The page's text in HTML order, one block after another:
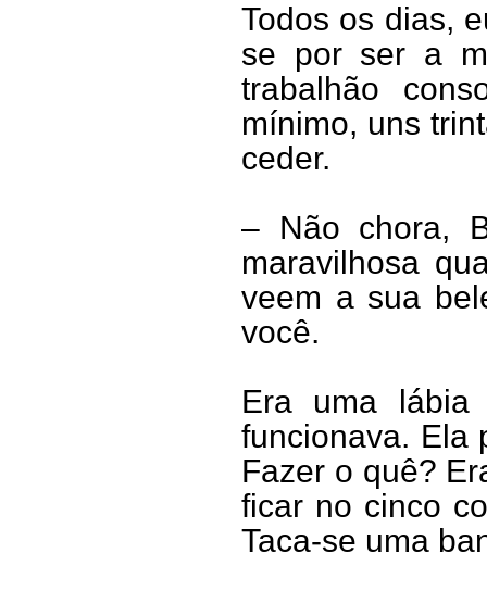
Todos os dias,
se por ser a
trabalhão
mínimo, uns
ceder.
– Não chora,
maravilhosa
veem a sua
você.
Era uma lábia
funcionava. Ela
Fazer o quê?
ficar no cinco
Taca-se uma